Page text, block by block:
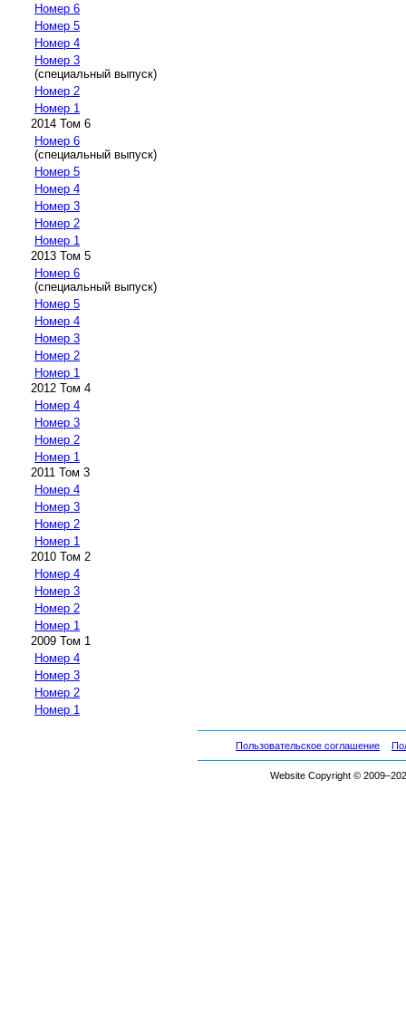
Номер 6
Номер 5
Номер 4
Номер 3
(специальный выпуск)
Номер 2
Номер 1
2014 Том 6
Номер 6
(специальный выпуск)
Номер 5
Номер 4
Номер 3
Номер 2
Номер 1
2013 Том 5
Номер 6
(специальный выпуск)
Номер 5
Номер 4
Номер 3
Номер 2
Номер 1
2012 Том 4
Номер 4
Номер 3
Номер 2
Номер 1
2011 Том 3
Номер 4
Номер 3
Номер 2
Номер 1
2010 Том 2
Номер 4
Номер 3
Номер 2
Номер 1
2009 Том 1
Номер 4
Номер 3
Номер 2
Номер 1
Пользовательское соглашение
Website Copyright ©